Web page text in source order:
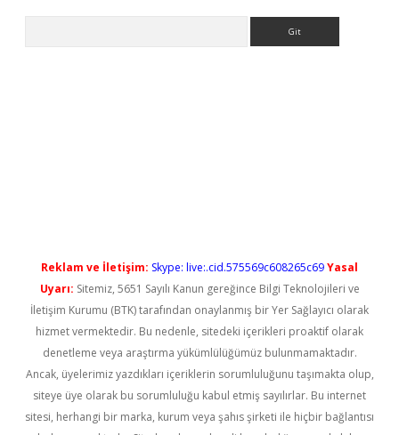
Reklam ve İletişim: Skype: live:.cid.575569c608265c69Yasal
Uyarı: Sitemiz, 5651 Sayılı Kanun gereğince Bilgi Teknolojileri ve
İletişim Kurumu (BTK) tarafından onaylanmış bir Yer Sağlayıcı olarak
hizmet vermektedir. Bu nedenle, sitedeki içerikleri proaktif olarak
denetleme veya araştırma yükümlülüğümüz bulunmamaktadır.
Ancak, üyelerimiz yazdıkları içeriklerin sorumluluğunu taşımakta olup,
siteye üye olarak bu sorumluluğu kabul etmiş sayılırlar. Bu internet
sitesi, herhangi bir marka, kurum veya şahıs şirketi ile hiçbir bağlantısı